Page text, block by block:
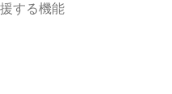
する機能